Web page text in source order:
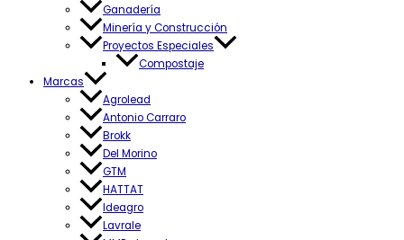
Ganadería
Minería y Construcción
Proyectos Especiales
Compostaje
Marcas
Agrolead
Antonio Carraro
Brokk
Del Morino
GTM
HATTAT
Ideagro
Lavrale